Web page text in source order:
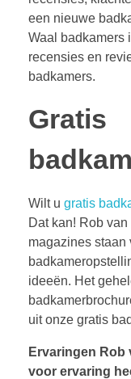
een nieuwe
Waal badkamers
recensies en
badkamers.
Gratis
Wilt u gratis
Dat kan! Rob
magazines staan
ideeën. Het
uit onze gratis
Ervaringen Rob
voor ervaring